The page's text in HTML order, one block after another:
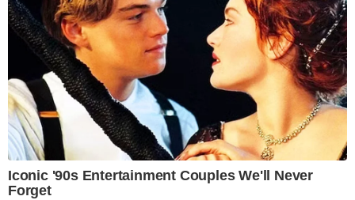
Iconic '90s Entertainment Couples We'll Never
Forget